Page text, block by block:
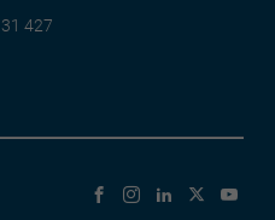
427